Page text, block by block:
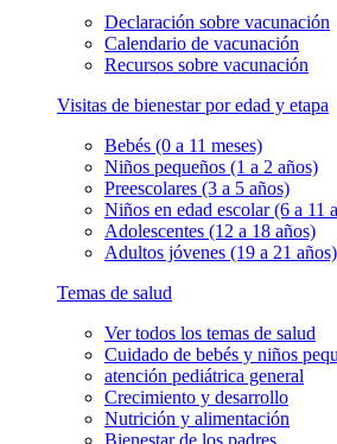
Declaración sobre vacunación
Calendario de vacunación
Recursos sobre vacunación
Visitas de bienestar por edad y etapa
Bebés (0 a 11 meses)
Niños pequeños (1 a 2 años)
Preescolares (3 a 5 años)
Niños en edad escolar (6 a 11
Adolescentes (12 a 18 años)
Adultos jóvenes (19 a 21 años)
Temas de salud
Ver todos los temas de salud
Cuidado de bebés y niños
atención pediátrica general
Crecimiento y desarrollo
Nutrición y alimentación
Bienestar de los padres